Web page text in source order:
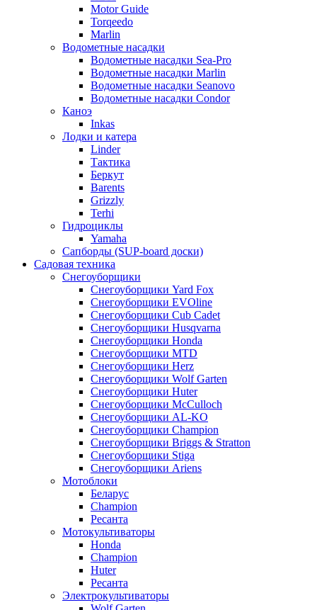
Motor Guide
Torqeedo
Marlin
Водометные насадки
Водометные насадки Sea-Pro
Водометные насадки Marlin
Водометные насадки Seanovo
Водометные насадки Condor
Каноэ
Inkas
Лодки и катера
Linder
Тактика
Беркут
Barents
Grizzly
Terhi
Гидроциклы
Yamaha
Сапборды (SUP-board доски)
Садовая техника
Снегоуборщики
Снегоуборщики Yard Fox
Снегоуборщики EVOline
Снегоуборщики Cub Cadet
Снегоуборщики Husqvarna
Снегоуборщики Honda
Снегоуборщики MTD
Снегоуборщики Herz
Снегоуборщики Wolf Garten
Снегоуборщики Huter
Снегоуборщики McCulloch
Снегоуборщики AL-KO
Снегоуборщики Champion
Снегоуборщики Briggs & Stratton
Снегоуборщики Stiga
Снегоуборщики Ariens
Мотоблоки
Беларус
Champion
Ресанта
Мотокультиваторы
Honda
Champion
Huter
Ресанта
Электрокультиваторы